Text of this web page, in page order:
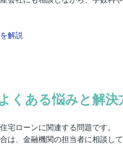
解説
くある悩みと解決
宅ローンに関連する問題です。
は、金融機関の担当者に相談し